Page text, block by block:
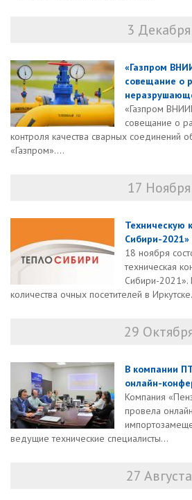
3 Декабря
«Газпром
совещание о
«Газпром
совещание о
контроля качества сварных соединений
«Газпром»....
17 Ноября
Техническую
Сибири-2021»
18 ноября
техническая
Сибири-2021».
количества очных посетителей в
29
В компании
онлайн-
Компания
провела
ведущие технические специалисты...
27 Августа